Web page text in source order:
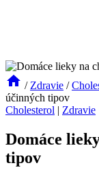
/ Zdravie /
účinných tipov
Cholesterol | Zdravie
Domáce
tipov